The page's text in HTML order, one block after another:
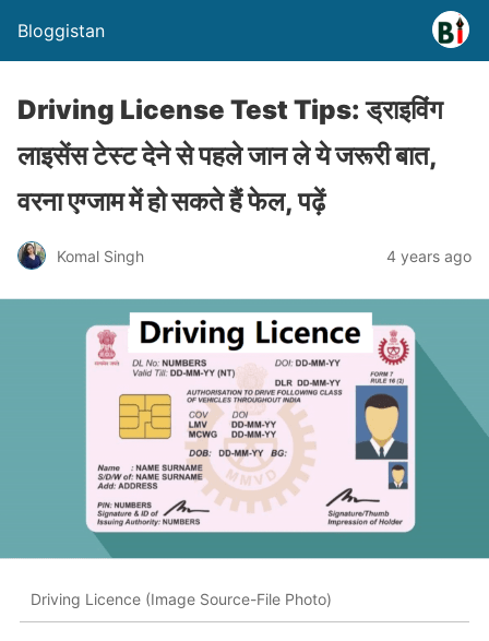
Bloggistan
Driving License Test Tips: ड्राइविंग
लाइसेंस टेस्ट देने से पहले जान ले ये जरूरी बात,
वरना एग्जाम में हो सकते हैं फेल, पढ़ें
Komal Singh 4 years ago
Driving Licence (Image Source-File Photo)